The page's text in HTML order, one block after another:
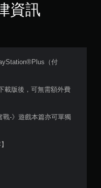
星
資訊
（付
載版後，可無需額外費
-》遊戲本篇亦可單獨